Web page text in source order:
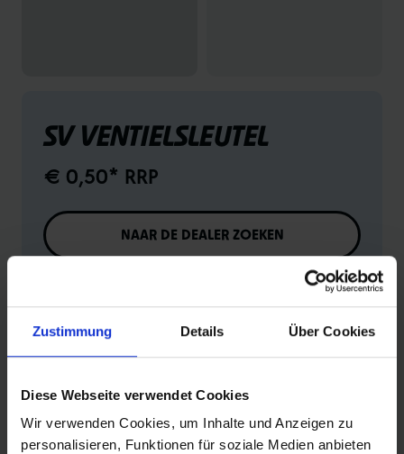
Zustimmung Details Über Cookies
Diese Webseite verwendet Cookies
Wir verwenden Cookies, um Inhalte und Anzeigen zu
personalisieren, Funktionen für soziale Medien anbieten
SV VENTIELSLEUTEL
€ 0,50* RRP
NAAR DE DEALER ZOEKEN